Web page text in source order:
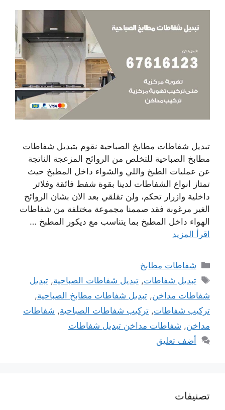
تبديل شفاطات مطابخ الصباحية نقوم بتبديل شفاطات
مطابخ الصباحية للتخلص من الروائح المزعجة الناتجة
عن عمليات الطبخ واللي والشواء داخل المطبخ حيث
تمتاز انواع الشفاطات لدينا بقوة شفط فائقة وفلاتر
داخلية وازرار تحكم، ولن تقلقي بعد الان بشان الروائح
الغير مرغوبة فقد صممنا مجموعة مختلفة من شفاطات
الهواء داخل المطبخ بما يتناسب مع ديكور المطبخ …
اقرأ المزيد
التصنيفات
شفاطات مطابخ
الوسوم
تبديل شفاطات,تبديل شفاطات الصباحية,تبديل
شفاطات مداخن, تبديل شفاطات مطابخ الصباحية,
تركيب شفاطات, تركيب شفاطات الصباحية, شفاطات
مداخن, شفاطات مداخن تبديل شفاطات
أضف تعليق
تصنيفات